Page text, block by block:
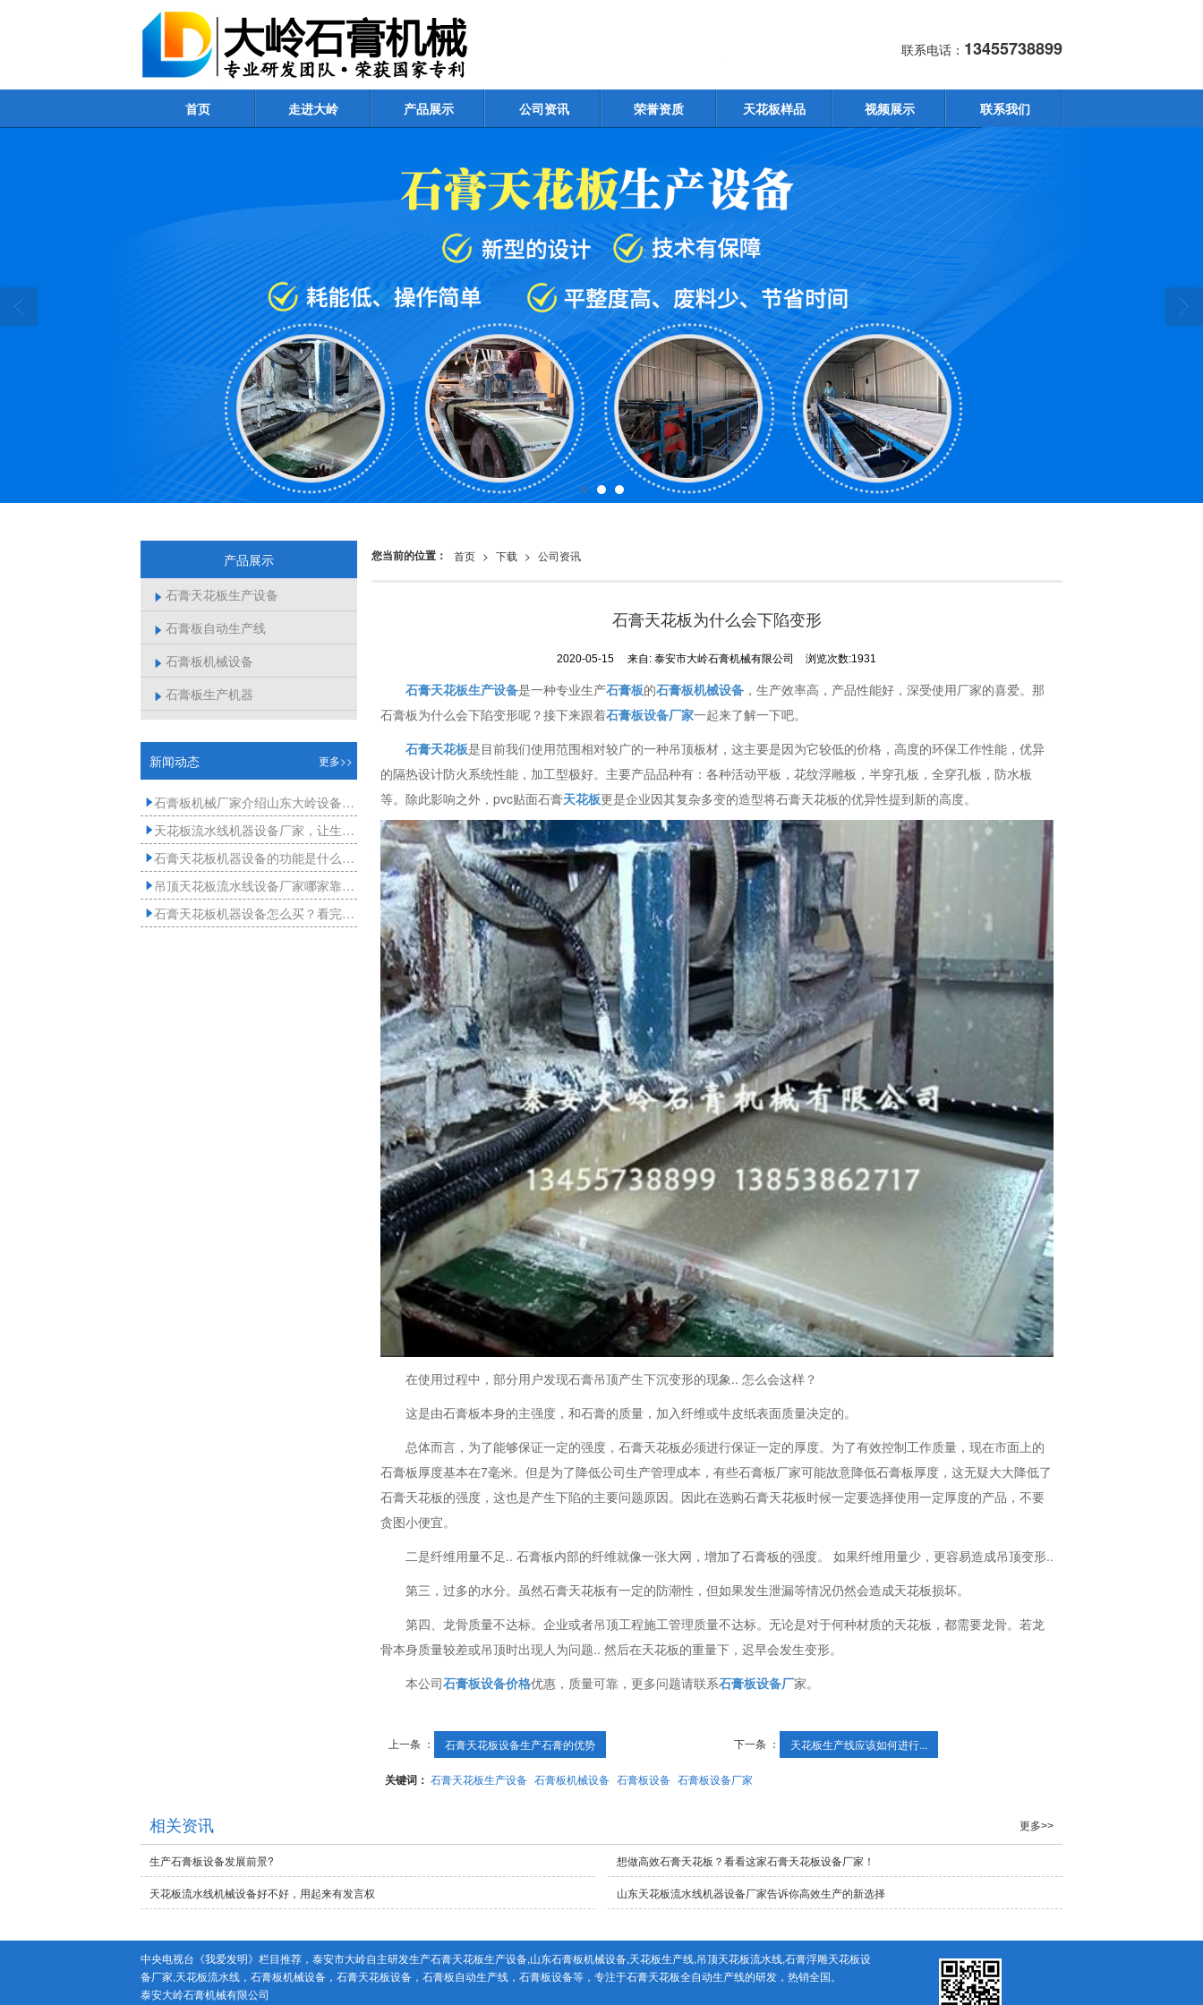
联系电话： 13455738899
首页 走进大岭 产品展示 公司资讯 荣誉资质 天花板样品 视频展示 联系我们
您当前的位置： 首页 > 下载 > 公司资讯
石膏天花板为什么会下陷变形
2020-05-15 来自:泰安市大岭石膏机械有限公司 浏览次数:1931
石膏天花板生产设备是一种专业生产石膏板的石膏板机械设备，生产效率高，产品性能好，深受使用厂家的喜爱。那
石膏板为什么会下陷变形呢？接下来跟着石膏板设备厂家一起来了解一下吧。
石膏天花板是目前我们使用范围相对较广的一种吊顶板材，这主要是因为它较低的价格，高度的环保工作性能，优异
的隔热设计防火系统性能，加工型极好。主要产品品种有：各种活动平板，花纹浮雕板，半穿孔板，全穿孔板，防水板
等。除此影响之外，pvc贴面石膏天花板更是企业因其复杂多变的造型将石膏天花板的优异性提到新的高度。
在使用过程中，部分用户发现石膏吊顶产生下沉变形的现象.. 怎么会这样？
这是由石膏板本身的主强度，和石膏的质量，加入纤维或牛皮纸表面质量决定的。
总体而言，为了能够保证一定的强度，石膏天花板必须进行保证一定的厚度。为了有效控制工作质量，现在市面上的
石膏板厚度基本在7毫米。但是为了降低公司生产管理成本，有些石膏板厂家可能故意降低石膏板厚度，这无疑大大降低了
石膏天花板的强度，这也是产生下陷的主要问题原因。因此在选购石膏天花板时候一定要选择使用一定厚度的产品，不要
贪图小便宜。
二是纤维用量不足.. 石膏板内部的纤维就像一张大网，增加了石膏板的强度。 如果纤维用量少，更容易造成吊顶变形..
第三，过多的水分。虽然石膏天花板有一定的防潮性，但如果发生泄漏等情况仍然会造成天花板损坏。
第四、龙骨质量不达标。企业或者吊顶工程施工管理质量不达标。无论是对于何种材质的天花板，都需要龙骨。若龙
骨本身质量较差或吊顶时出现人为问题.. 然后在天花板的重量下，迟早会发生变形。
本公司石膏板设备价格优惠，质量可靠，更多问题请联系石膏板设备厂家。
上一条 ： 石膏天花板设备生产石膏的优势 下一条 ： 天花板生产线应该如何进行...
关键词： 石膏天花板生产设备 石膏板机械设备 石膏板设备 石膏板设备厂家
产品展示
 石膏天花板生产设备
 石膏板自动生产线
 石膏板机械设备
 石膏板生产机器
更多>>
新闻动态
 石膏板机械厂家介绍山东大岭设备质量有多好？
 天花板流水线机器设备厂家，让生产更高效更省心！
 石膏天花板机器设备的功能是什么？山东大岭详细介绍
 吊顶天花板流水线设备厂家哪家靠谱？来看看大岭优势多
 石膏天花板机器设备怎么买？看完你就不踩坑了
相关资讯 更多>>
生产石膏板设备发展前景? 想做高效石膏天花板？看看这家石膏天花板设备厂家！
天花板流水线机械设备好不好，用起来有发言权 山东天花板流水线机器设备厂家告诉你高效生产的新选择
中央电视台《我爱发明》栏目推荐，泰安市大岭自主研发生产石膏天花板生产设备,山东石膏板机械设备,天花板生产线,吊顶天花板流水线,石膏浮雕天花板设
备厂家,天花板流水线，石膏板机械设备，石膏天花板设备，石膏板自动生产线，石膏板设备等，专注于石膏天花板全自动生产线的研发，热销全国。
泰安大岭石膏机械有限公司